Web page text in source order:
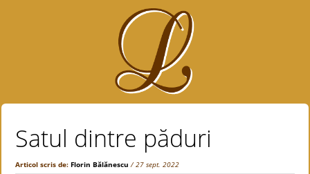
Satul dintre păduri
Articol scris de:Florin Bălănescu / 27 sept. 2022